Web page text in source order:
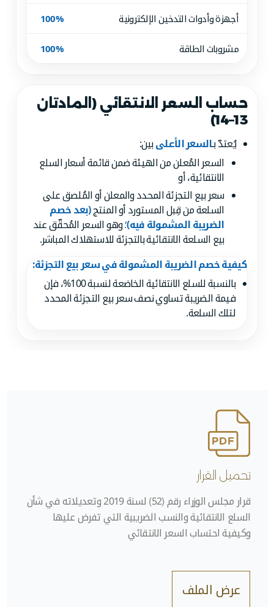
أجهزة وأدوات التدخين الإلكترونية 100%
مشروبات الطاقة 100%
حساب السعر الانتقائي (المادتان
13–14)
يُعتدّ بـالسعر الأعلى بين:
السعر المُعلن من الهيئة ضمن قائمة أسعار السلع
الانتقائية، أو
سعر بيع التجزئة المحدد والمعلن أو المُلصق على
السلعة من قِبل المستورد أو المنتج(بعد خصم
الضريبة المشمولة فيه)؛ وهو السعر المُحقّق عند
بيع السلعة الانتقائية بالتجزئة للاستهلاك المباشر.
كيفية خصم الضريبة المشمولة في سعر بيع التجزئة:
بالنسبة للسلع الانتقائية الخاضعة لنسبة 100%، فإن
فيمة الضريبة تساوي نصف سعر بيع التجزئة المحدد
لتلك السلعة.
تحميل القرار
قرار مجلس الوزراء رقم (52) لسنة 2019 وتعديلاته في شأن
السلع الانتقائية والنسب الضريبية التي تفرض عليها
وكيفية احتساب السعر الانتقائي
عرض الملف